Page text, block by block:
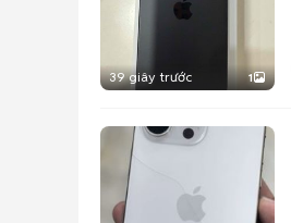
39 giây trước 1